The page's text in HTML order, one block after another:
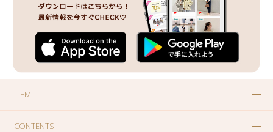
ITEM
CONTENTS